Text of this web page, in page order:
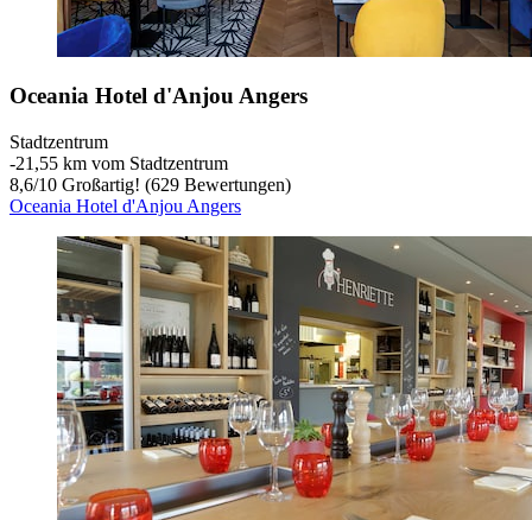
Oceania Hotel d'Anjou Angers
Stadtzentrum
‐21,55 km vom Stadtzentrum
8,6/10 Großartig! (629 Bewertungen)
Oceania Hotel d'Anjou Angers